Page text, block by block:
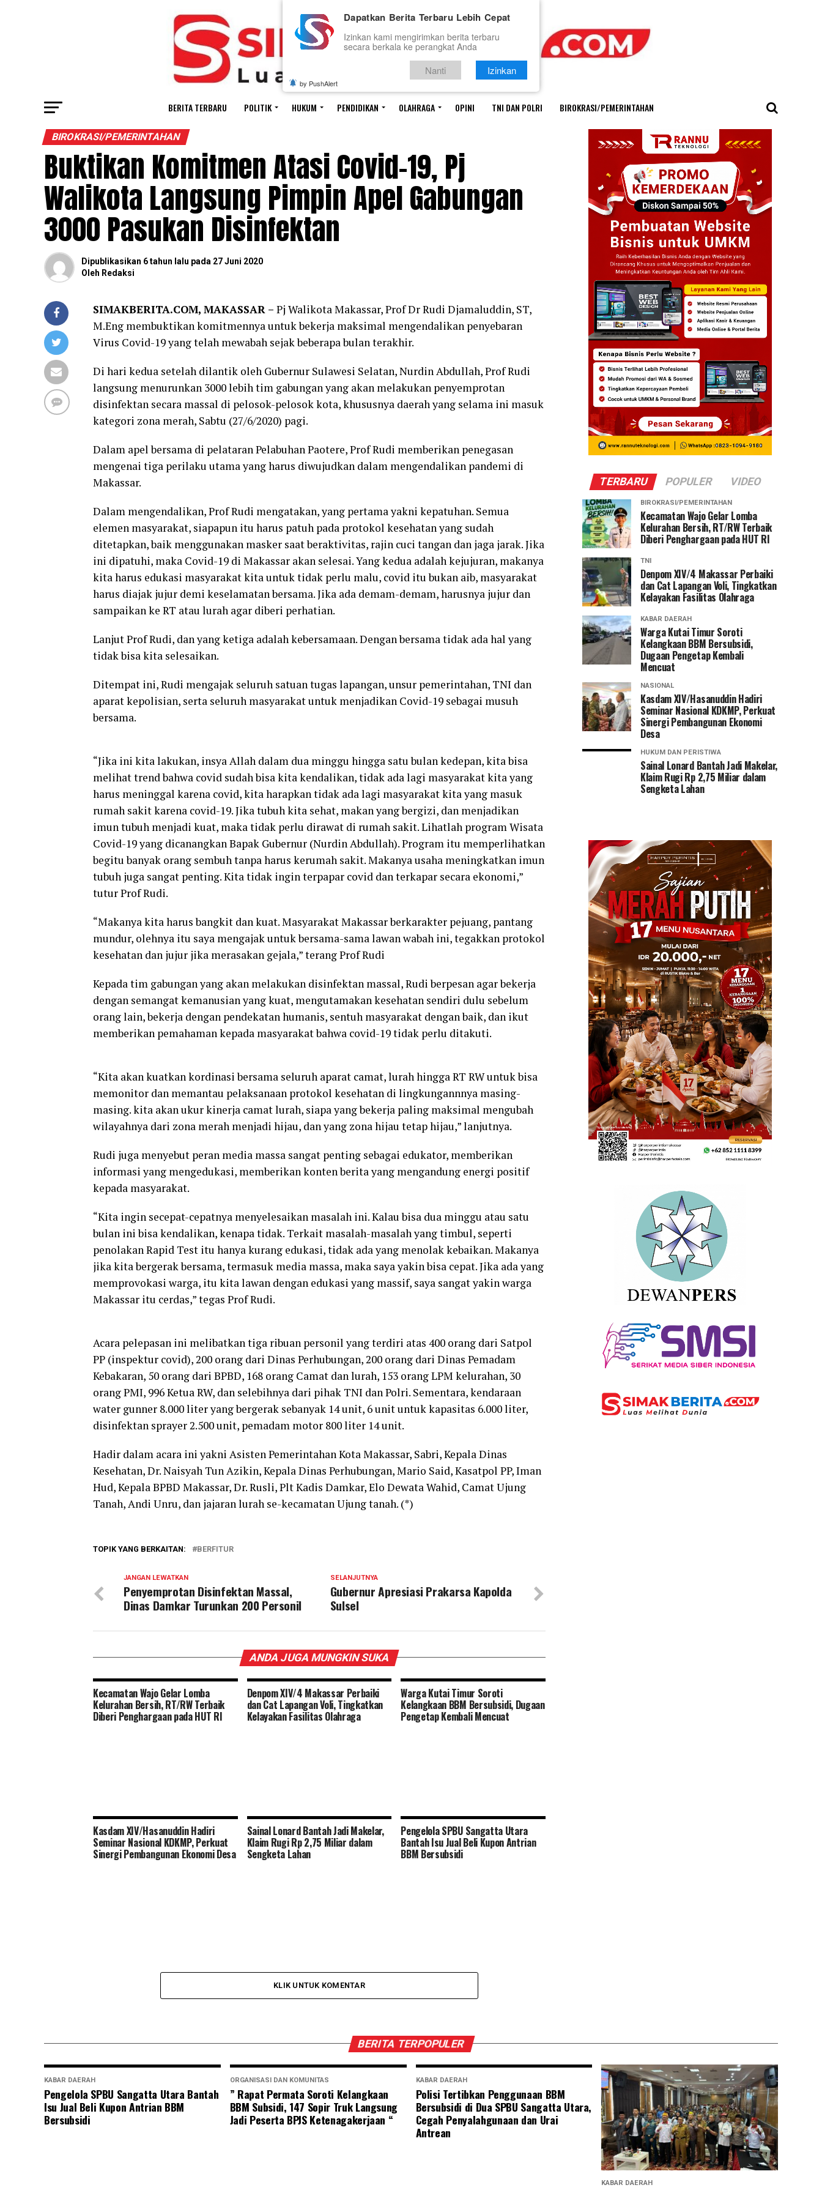
BERITA TERBARU POLITIK HUKUM PENDIDIKAN OLAHRAGA OPINI TNI DAN POLRI BIROKRASI/PEMERINTAHAN
BIROKRASI/PEMERINTAHAN
Buktikan Komitmen Atasi Covid-19, Pj
Walikota Langsung Pimpin Apel Gabungan
3000 Pasukan Disinfektan
Dipublikasikan 6 tahun lalu pada 27 Juni 2020
Oleh Redaksi
SIMAKBERITA.COM, MAKASSAR – Pj Walikota Makassar, Prof Dr Rudi Djamaluddin, ST,
M.Eng membuktikan komitmennya untuk bekerja maksimal mengendalikan penyebaran
Virus Covid-19 yang telah mewabah sejak beberapa bulan terakhir.
Di hari kedua setelah dilantik oleh Gubernur Sulawesi Selatan, Nurdin Abdullah, Prof Rudi
langsung menurunkan 3000 lebih tim gabungan yang akan melakukan penyemprotan
disinfektan secara massal di pelosok-pelosok kota, khususnya daerah yang selama ini masuk
kategori zona merah, Sabtu (27/6/2020) pagi.
Dalam apel bersama di pelataran Pelabuhan Paotere, Prof Rudi memberikan penegasan
mengenai tiga perilaku utama yang harus diwujudkan dalam mengendalikan pandemi di
Makassar.
Dalam mengendalikan, Prof Rudi mengatakan, yang pertama yakni kepatuhan. Semua
elemen masyarakat, siapapun itu harus patuh pada protokol kesehatan yang sudah
ditetapkan, baik menggunakan masker saat beraktivitas, rajin cuci tangan dan jaga jarak. Jika
ini dipatuhi, maka Covid-19 di Makassar akan selesai. Yang kedua adalah kejujuran, makanya
kita harus edukasi masyarakat kita untuk tidak perlu malu, covid itu bukan aib, masyarakat
harus diajak jujur demi keselamatan bersama. Jika ada demam-demam, harusnya jujur dan
sampaikan ke RT atau lurah agar diberi perhatian.
Lanjut Prof Rudi, dan yang ketiga adalah kebersamaan. Dengan bersama tidak ada hal yang
tidak bisa kita selesaikan.
Ditempat ini, Rudi mengajak seluruh satuan tugas lapangan, unsur pemerintahan, TNI dan
aparat kepolisian, serta seluruh masyarakat untuk menjadikan Covid-19 sebagai musuh
bersama.
“Jika ini kita lakukan, insya Allah dalam dua minggu hingga satu bulan kedepan, kita bisa
melihat trend bahwa covid sudah bisa kita kendalikan, tidak ada lagi masyarakat kita yang
harus meninggal karena covid, kita harapkan tidak ada lagi masyarakat kita yang masuk
rumah sakit karena covid-19. Jika tubuh kita sehat, makan yang bergizi, dan menjadikan
imun tubuh menjadi kuat, maka tidak perlu dirawat di rumah sakit. Lihatlah program Wisata
Covid-19 yang dicanangkan Bapak Gubernur (Nurdin Abdullah). Program itu memperlihatkan
begitu banyak orang sembuh tanpa harus kerumah sakit. Makanya usaha meningkatkan imun
tubuh juga sangat penting. Kita tidak ingin terpapar covid dan terkapar secara ekonomi,”
tutur Prof Rudi.
“Makanya kita harus bangkit dan kuat. Masyarakat Makassar berkarakter pejuang, pantang
mundur, olehnya itu saya mengajak untuk bersama-sama lawan wabah ini, tegakkan protokol
kesehatan dan jujur jika merasakan gejala,” terang Prof Rudi
Kepada tim gabungan yang akan melakukan disinfektan massal, Rudi berpesan agar bekerja
dengan semangat kemanusian yang kuat, mengutamakan kesehatan sendiri dulu sebelum
orang lain, bekerja dengan pendekatan humanis, sentuh masyarakat dengan baik, dan ikut
memberikan pemahaman kepada masyarakat bahwa covid-19 tidak perlu ditakuti.
“Kita akan kuatkan kordinasi bersama seluruh aparat camat, lurah hingga RT RW untuk bisa
memonitor dan memantau pelaksanaan protokol kesehatan di lingkungannnya masing-
masing. kita akan ukur kinerja camat lurah, siapa yang bekerja paling maksimal mengubah
wilayahnya dari zona merah menjadi hijau, dan yang zona hijau tetap hijau,” lanjutnya.
Rudi juga menyebut peran media massa sangat penting sebagai edukator, memberikan
informasi yang mengedukasi, memberikan konten berita yang mengandung energi positif
kepada masyarakat.
“Kita ingin secepat-cepatnya menyelesaikan masalah ini. Kalau bisa dua minggu atau satu
bulan ini bisa kendalikan, kenapa tidak. Terkait masalah-masalah yang timbul, seperti
penolakan Rapid Test itu hanya kurang edukasi, tidak ada yang menolak kebaikan. Makanya
jika kita bergerak bersama, termasuk media massa, maka saya yakin bisa cepat. Jika ada yang
memprovokasi warga, itu kita lawan dengan edukasi yang massif, saya sangat yakin warga
Makassar itu cerdas,” tegas Prof Rudi.
Acara pelepasan ini melibatkan tiga ribuan personil yang terdiri atas 400 orang dari Satpol
PP (inspektur covid), 200 orang dari Dinas Perhubungan, 200 orang dari Dinas Pemadam
Kebakaran, 50 orang dari BPBD, 168 orang Camat dan lurah, 153 orang LPM kelurahan, 30
orang PMI, 996 Ketua RW, dan selebihnya dari pihak TNI dan Polri. Sementara, kendaraan
water gunner 8.000 liter yang bergerak sebanyak 14 unit, 6 unit untuk kapasitas 6.000 liter,
disinfektan sprayer 2.500 unit, pemadam motor 800 liter 14 unit.
Hadir dalam acara ini yakni Asisten Pemerintahan Kota Makassar, Sabri, Kepala Dinas
Kesehatan, Dr. Naisyah Tun Azikin, Kepala Dinas Perhubungan, Mario Said, Kasatpol PP, Iman
Hud, Kepala BPBD Makassar, Dr. Rusli, Plt Kadis Damkar, Elo Dewata Wahid, Camat Ujung
Tanah, Andi Unru, dan jajaran lurah se-kecamatan Ujung tanah. (*)
TOPIK YANG BERKAITAN: BERFITUR
SELANJUTNYA
Gubernur Apresiasi Prakarsa Kapolda
Sulsel
JANGAN LEWATKAN
Penyemprotan Disinfektan Massal,
Dinas Damkar Turunkan 200 Personil
ANDA JUGA MUNGKIN SUKA
Kecamatan Wajo Gelar Lomba
Kelurahan Bersih, RT/RW Terbaik
Diberi Penghargaan pada HUT RI
Denpom XIV/4 Makassar Perbaiki
dan Cat Lapangan Voli, Tingkatkan
Kelayakan Fasilitas Olahraga
Warga Kutai Timur Soroti
Kelangkaan BBM Bersubsidi, Dugaan
Pengetap Kembali Mencuat
Kasdam XIV/Hasanuddin Hadiri
Seminar Nasional KDKMP, Perkuat
Sinergi Pembangunan Ekonomi Desa
Sainal Lonard Bantah Jadi Makelar,
Klaim Rugi Rp 2,75 Miliar dalam
Sengketa Lahan
Pengelola SPBU Sangatta Utara
Bantah Isu Jual Beli Kupon Antrian
BBM Bersubsidi
KLIK UNTUK KOMENTAR
TERBARU POPULER VIDEO
BIROKRASI/PEMERINTAHAN
Kecamatan Wajo Gelar Lomba
Kelurahan Bersih, RT/RW Terbaik
Diberi Penghargaan pada HUT RI
TNI
Denpom XIV/4 Makassar Perbaiki
dan Cat Lapangan Voli, Tingkatkan
Kelayakan Fasilitas Olahraga
KABAR DAERAH
Warga Kutai Timur Soroti
Kelangkaan BBM Bersubsidi,
Dugaan Pengetap Kembali
Mencuat
NASIONAL
Kasdam XIV/Hasanuddin Hadiri
Seminar Nasional KDKMP, Perkuat
Sinergi Pembangunan Ekonomi
Desa
HUKUM DAN PERISTIWA
Sainal Lonard Bantah Jadi Makelar,
Klaim Rugi Rp 2,75 Miliar dalam
Sengketa Lahan
BERITA TERPOPULER
KABAR DAERAH
Pengelola SPBU Sangatta Utara Bantah
Isu Jual Beli Kupon Antrian BBM
Bersubsidi
ORGANISASI DAN KOMUNITAS
” Rapat Permata Soroti Kelangkaan
BBM Subsidi, 147 Sopir Truk Langsung
Jadi Peserta BPJS Ketenagakerjaan “
KABAR DAERAH
Polisi Tertibkan Penggunaan BBM
Bersubsidi di Dua SPBU Sangatta Utara,
Cegah Penyalahgunaan dan Urai
Antrean
KABAR DAERAH
Dapatkan Berita Terbaru Lebih Cepat
Izinkan kami mengirimkan berita terbaru
secara berkala ke perangkat Anda
Nanti Izinkan
by PushAlert